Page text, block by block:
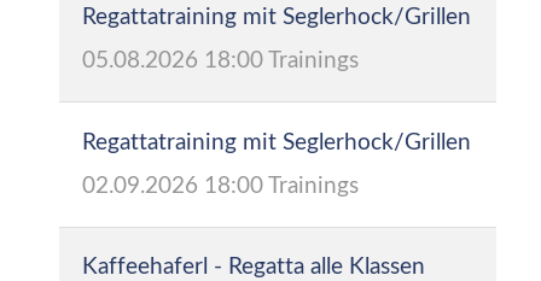
Regattatraining mit Seglerhock/Grillen
05.08.2026 18:00 Trainings
Regattatraining mit Seglerhock/Grillen
02.09.2026 18:00 Trainings
Kaffeehaferl - Regatta alle Klassen